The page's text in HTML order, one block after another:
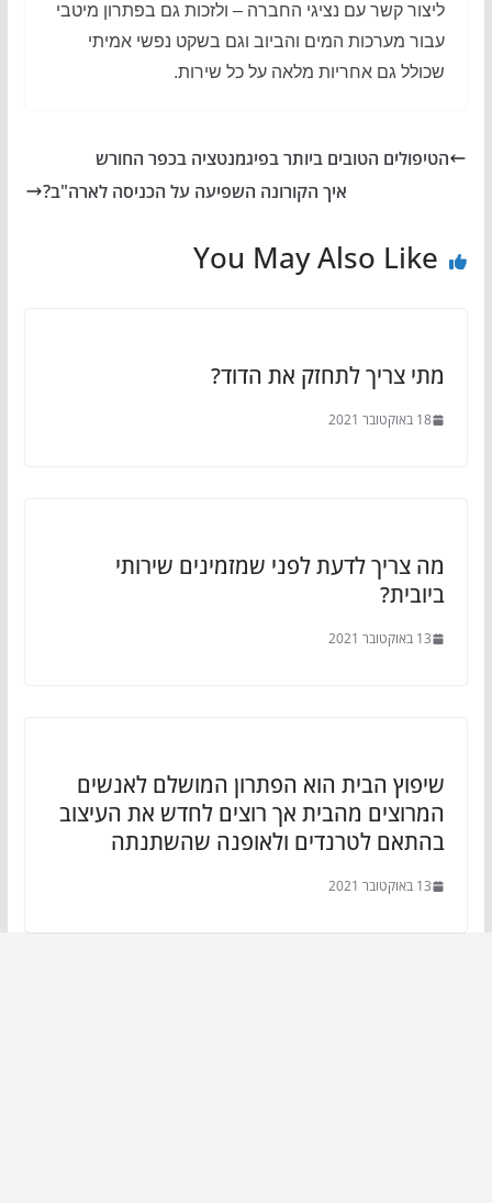
ליצור קשר עם נציגי החברה – ולזכות גם בפתרון מיטבי
עבור מערכות המים והביוב וגם בשקט נפשי אמיתי
שכולל גם אחריות מלאה על כל שירות.
הטיפולים הטובים ביותר בפיגמנטציה בכפר החורש
איך הקורונה השפיעה על הכניסה לארה"ב?
You May Also Like
מתי צריך לתחזק את הדוד?
18 באוקטובר 2021
מה צריך לדעת לפני שמזמינים שירותי
ביובית?
13 באוקטובר 2021
שיפוץ הבית הוא הפתרון המושלם לאנשים
המרוצים מהבית אך רוצים לחדש את העיצוב
בהתאם לטרנדים ולאופנה שהשתנתה
13 באוקטובר 2021